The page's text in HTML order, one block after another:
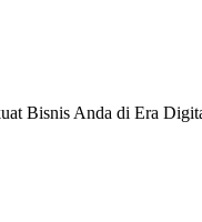
Bisnis Anda di Era